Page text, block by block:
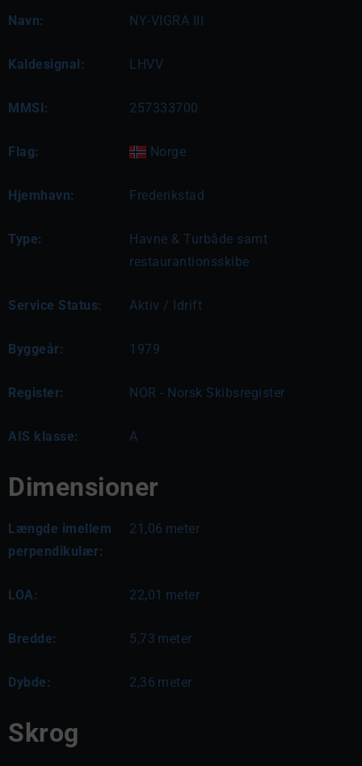
Navn: NY-VIGRA III
Kaldesignal: LHVV
MMSI: 257333700
Flag: Norge
Hjemhavn: Frederikstad
Type:
Havne & Turbåde samt
restaurantionsskibe
Service Status: Aktiv / Idrift
Byggeår: 1979
Register: NOR - Norsk Skibsregister
AIS klasse: A
Dimensioner
Længde imellem
perpendikulær:
21,06 meter
LOA: 22,01 meter
Bredde: 5,73 meter
Dybde: 2,36 meter
Skrog